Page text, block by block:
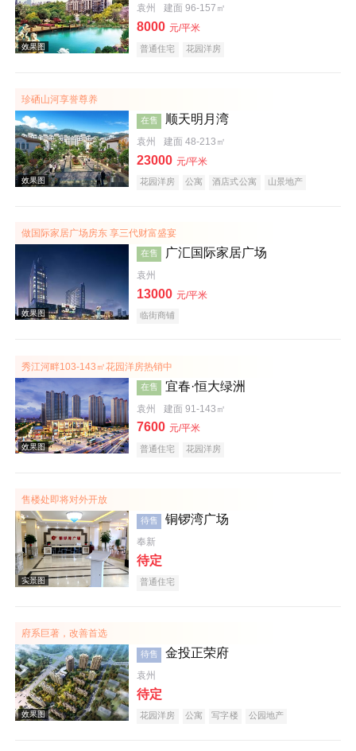
效果图
效果图
袁州 建面 96-157㎡
8000 元/平米
普通住宅 花园洋房
珍硒山河享誉尊养
效果图
在售 顺天明月湾
袁州 建面 48-213㎡
23000 元/平米
花园洋房 公寓 酒店式公寓
山景地产
做国际家居广场房东 享三代财富盛宴
效果图
在售 广汇国际家居广场
袁州
13000 元/平米
临街商铺
秀江河畔103-143㎡花园洋房热销中
在售 宜春·恒大绿洲
袁州 建面 91-143㎡
7600 元/平米
普通住宅 花园洋房
售楼处即将对外开放
待售 铜锣湾广场
奉新
待定
普通住宅
府系巨著，改善首选
待售 金投正荣府
袁州
待定
花园洋房 公寓 写字楼 公园地产